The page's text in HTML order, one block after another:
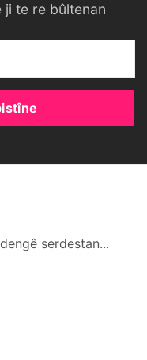
ji te re bûltenan
serdestan...